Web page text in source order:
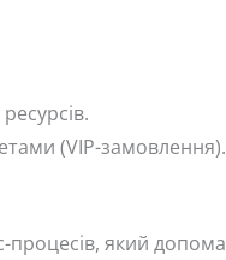
(VIP-замовлення).
який